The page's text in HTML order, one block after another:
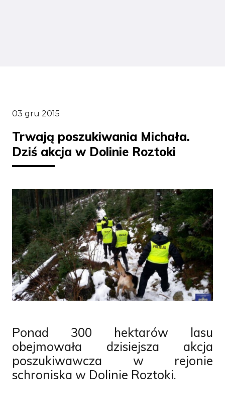
03 gru 2015
Trwają poszukiwania Michała.
Dziś akcja w Dolinie Roztoki
Ponad 300 hektarów lasu
obejmowała dzisiejsza akcja
poszukiwawcza w rejonie
schroniska w Dolinie Roztoki.